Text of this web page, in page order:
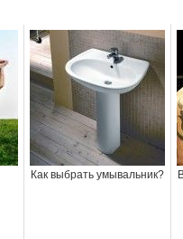
Как выбрать умывальник?